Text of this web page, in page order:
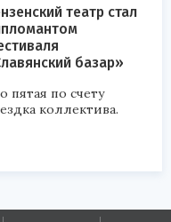
театр стал
базар»
пятая по счету
коллектива.